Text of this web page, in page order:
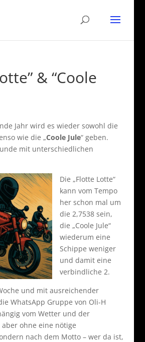
& “Coole
Jahr wird es wieder sowohl die
wie die „Coole Jule“ geben.
mit unterschiedlichen
Die „Flotte Lotte“
kann vom Tempo
her schon mal um
die 2,7538 sein,
die „Coole Jule“
wiederum eine
Schippe weniger
und damit eine
verbindliche 2.
und mit ausreichender
WhatsApp Gruppe von Oli-H
vom Wetter und der
ohne eine nötige
nach dem Motto – wer da ist,